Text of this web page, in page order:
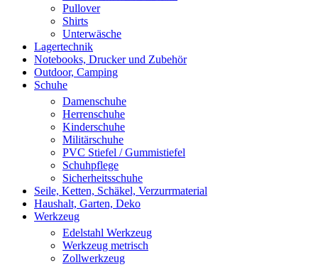
Pullover
Shirts
Unterwäsche
Lagertechnik
Notebooks, Drucker und Zubehör
Outdoor, Camping
Schuhe
Damenschuhe
Herrenschuhe
Kinderschuhe
Militärschuhe
PVC Stiefel / Gummistiefel
Schuhpflege
Sicherheitsschuhe
Seile, Ketten, Schäkel, Verzurrmaterial
Haushalt, Garten, Deko
Werkzeug
Edelstahl Werkzeug
Werkzeug metrisch
Zollwerkzeug